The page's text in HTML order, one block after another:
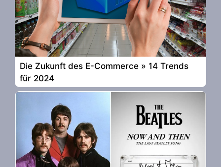
Die Zukunft des E-Commerce » 14 Trends
für 2024